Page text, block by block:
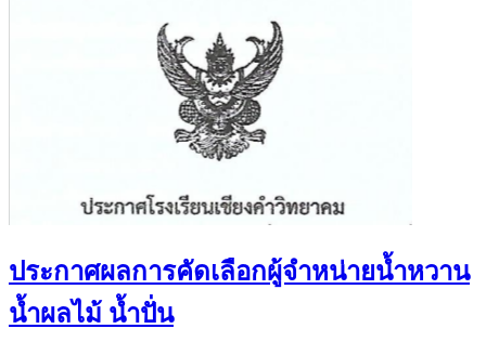
ประกาศผลการคัดเลือกผู้จำหน่ายน้ำหวาน
น้ำผลไม้ น้ำปั่น